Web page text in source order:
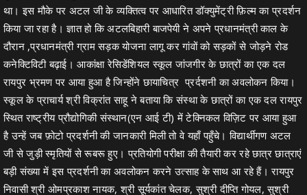
था। इस मौके पर अटल जी के व्यक्तित्व पर आधारित डॉक्युमेंट्री फ़िल्म का प्रदर्शन
किया जा रहा है। ज्ञात हो कि अटलबिहारी बाजपेयी ने अपने प्रधानमंत्री काल के
दौरान ,प्रधानमंत्री ग्राम सड़क योजना लागू कर गांवों को सड़कों से जोड़ने रोड
कनेक्टिविटी बढ़ाई। आकांक्षा रेसिडेंशियल स्कूल जांजगीर के छात्रों का एक दल
रायपुर भ्रमण पर आया हुआ है जिन्होंने छायाचित्र प्रर्दशनी का अवलोकन किया।
स्कूल के प्राचार्य श्री विक्रांत साहू ने बताया कि संस्था के छात्रों का एक दल रायपुर
स्थित राष्ट्रीय प्रौद्योगिकी संस्थान(एन आई टी) में टेक्निकल विज़िट पर आया हुआ
है उन्हें जब फ़ोटो प्रदर्शनी की जानकारी मिली तो वे यहाँ पहुँचे। विद्यार्थीगण अटल
जी से जुड़ी स्मृतियों से रूबरू हुए। प्रतियोगी परीक्षा की तैयारी कर रहे छात्र छात्राएं
बड़ी संख्या में इस प्रदर्शनी का अवलोकन करने उत्साह के साथ आ रहे हैं। रायपुर
निवासी श्री ओमप्रकाश नायक, श्री सूर्यकांत चेलक, सुश्री दीप्ति गोयल, सुश्री